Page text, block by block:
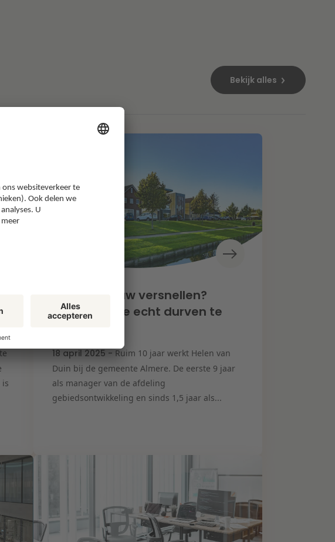
Bekijk alles
"Woningbouw versnellen?
Alleen als we echt durven te
18 april 2025 - Ruim 10 jaar werkt Helen van
Duin bij de gemeente Almere. De eerste 9 jaar
als manager van de afdeling
gebiedsontwikkeling en sinds 1,5 jaar als...